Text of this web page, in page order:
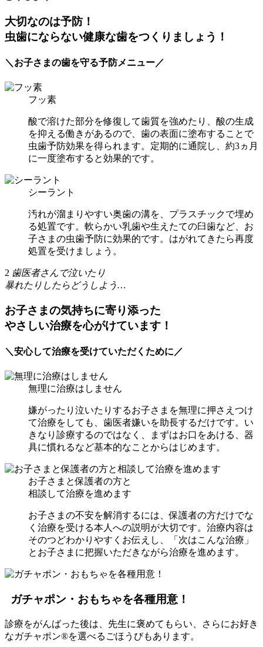
大切なのは予防！
虫歯にならない健康な歯をつくりましょう！
＼お子さまの歯を守る予防メニュー／
フッ素
酸で溶けた部分を修復して歯質を強めたり、酸の生成
を抑える働きがあるので、歯の表面に塗布することで
虫歯予防効果を得られます。定期的に通院し、約3ヵ月
に一度塗布すると効果的です。
シーラント
汚れが溜まりやすい奥歯の溝を、プラスチックで埋め
る処置です。軟らかい乳歯や生えたての臼歯など、お
子さまの虫歯予防に効果的です。はがれてきたら再度
処置を受けましょう。
2 歯医者さんで泣いたり
暴れたりしたらどうしよう…
お子さまの気持ちに寄り添った
やさしい治療を心がけています！
＼安心して治療を受けていただくために／
無理に治療はしません
嫌がったり泣いたりするお子さまを無理に押さえつけ
て治療をしても、歯医者嫌いを助長するだけです。い
きなり診療するのではなく、まずはお口をあける、器
具に慣れるなど基本的なことからはじめます。
お子さまと保護者の方と
相談して治療を進めます
お子さまの不安を解消するには、保護者の方だけでな
く治療を受ける本人への説明が大切です。治療内容は
そのつどわかりやすくお伝えし、「次はこんな治療」
とお子さまに把握いただきながら治療を進めます。
ガチャポン・おもちゃを各種用意！
診療をがんばった後は、先生に褒めてもらい、さらにお好き
なガチャポン®を選べるごほうびもあります。